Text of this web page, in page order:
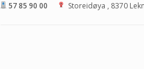
57 85 90 00 Storeidøya , 8370